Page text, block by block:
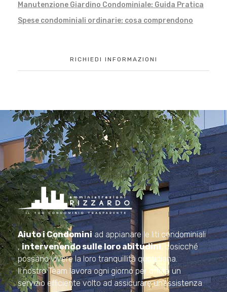
Manutenzione Giardino Condominiale: Guida Pratica
Spese condominiali ordinarie: cosa comprendono
RICHIEDI INFORMAZIONI
Amministrazioni Rizzardo
Il tuo condominio trasparente
Aiuto i Condominiad appianare le liti condominiali
,intervenendo sulle loro abitudini, cosicché
possano vivere la loro tranquillità quotidiana.
Il nostro Team lavora ogni giorno per offrire un
servizio efficiente volto ad assicurare un’assistenza